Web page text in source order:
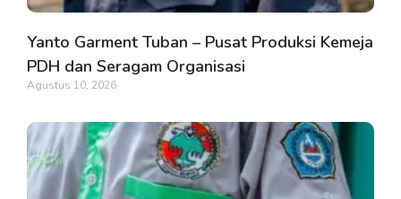
Yanto Garment Tuban – Pusat Produksi Kemeja
PDH dan Seragam Organisasi
Agustus 10, 2026